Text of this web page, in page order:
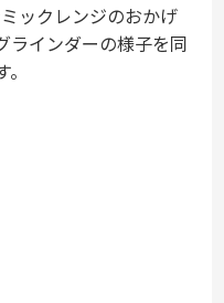
ックレンジのおかげ
ラインダーの様子を同